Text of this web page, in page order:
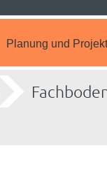
Planung und